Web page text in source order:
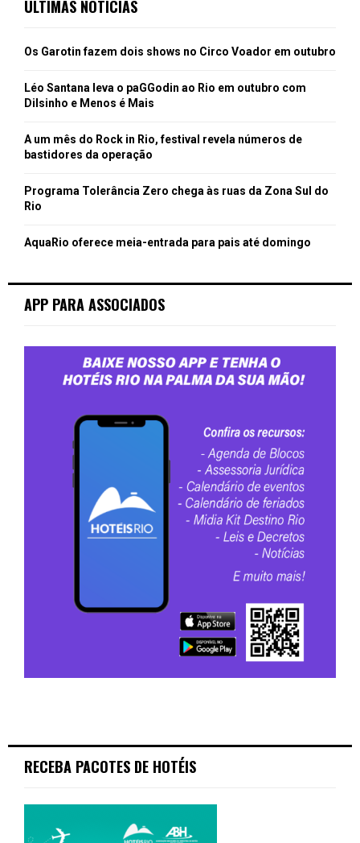
ÚLTIMAS NOTÍCIAS
Os Garotin fazem dois shows no Circo Voador em outubro
Léo Santana leva o paGGodin ao Rio em outubro com
Dilsinho e Menos é Mais
A um mês do Rock in Rio, festival revela números de
bastidores da operação
Programa Tolerância Zero chega às ruas da Zona Sul do
Rio
AquaRio oferece meia-entrada para pais até domingo
APP PARA ASSOCIADOS
RECEBA PACOTES DE HOTÉIS